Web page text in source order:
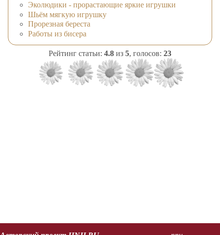
Эколюдики - прорастающие яркие игрушки
Шьём мягкую игрушку
Прорезная береста
Работы из бисера
Рейтинг статьи: 4.8 из 5, голосов: 23